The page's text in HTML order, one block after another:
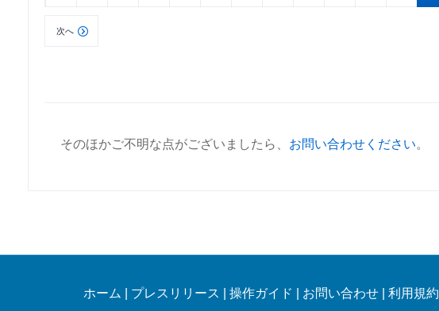
次へ
そのほかご不明な点がございましたら、 お問い合わせください。
ホーム プレスリリース 操作ガイド お問い合わせ| 利用規約